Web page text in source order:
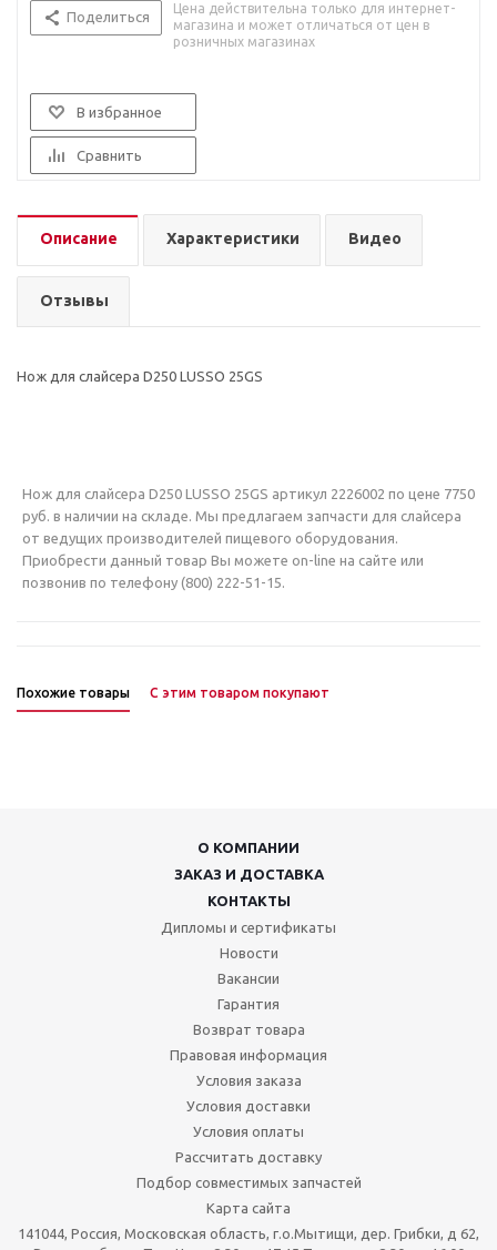
Поделиться
Цена действительна только для интернет-
магазина и может отличаться от цен в
розничных магазинах
В избранное
Сравнить
Описание Характеристики Видео
Отзывы
Нож для слайсера D250 LUSSO 25GS
Нож для слайсера D250 LUSSO 25GS артикул 2226002 по цене 7750
руб. в наличии на складе. Мы предлагаем запчасти для слайсера
от ведущих производителей пищевого оборудования.
Приобрести данный товар Вы можете on-line на сайте или
позвонив по телефону (800) 222-51-15.
Похожие товары С этим товаром покупают
О КОМПАНИИ
ЗАКАЗ И ДОСТАВКА
КОНТАКТЫ
Дипломы и сертификаты
Новости
Вакансии
Гарантия
Возврат товара
Правовая информация
Условия заказа
Условия доставки
Условия оплаты
Рассчитать доставку
Подбор совместимых запчастей
Карта сайта
141044, Россия, Московская область, г.о.Мытищи, дер. Грибки, д 62,